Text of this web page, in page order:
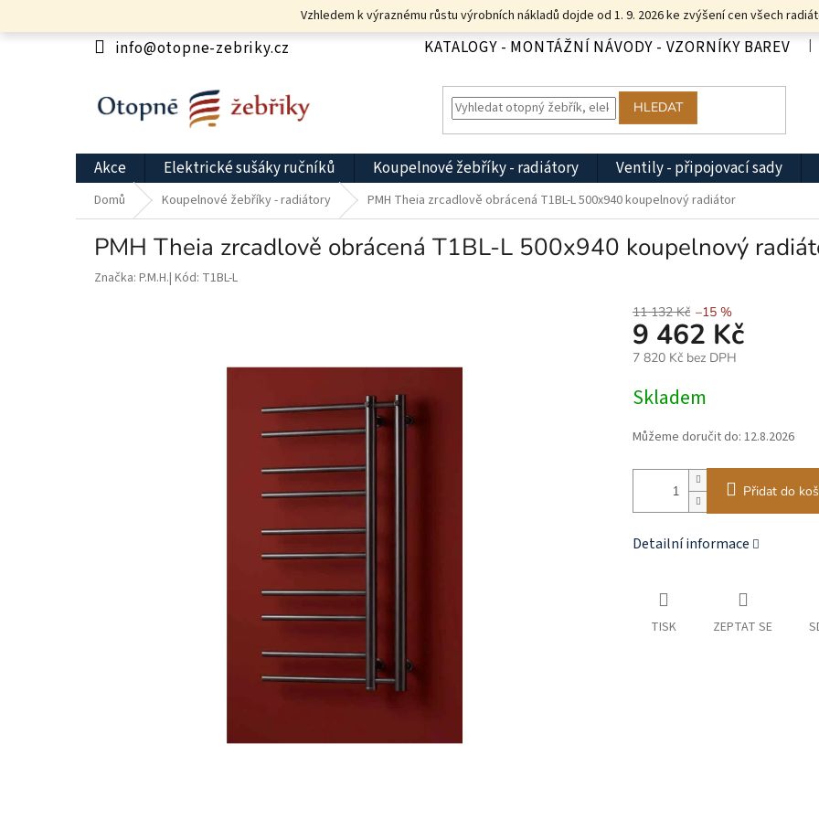
Vzhledem k výraznému růstu výrobních nákladů dojde od 1. 9. 2026 ke zvýšení cen všech
info@otopne-zebriky.cz KATALOGY - MONTÁŽNÍ NÁVODY - VZORNÍKY BAREV
HLEDAT
Akce Elektrické sušáky ručníků Koupelnové žebříky - radiátory Ventily - připojovací sady
Domů Koupelnové žebříky - radiátory PMH Theia zrcadlově obrácená T1BL-L 500x940 koupelnový radiátor
PMH Theia zrcadlově obrácená T1BL-L 500x940 koupelnový
Značka: P.M.H. Kód: T1BL-L
11 132 Kč –15 %
9 462 Kč
7 820 Kč bez DPH
cena:
Skladem
Můžeme doručit do: 12.8.2026
Přidat do
Detailní informace
TISK ZEPTAT SE